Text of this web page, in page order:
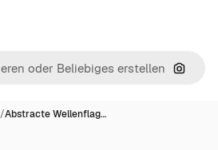
Nach
/Abstracte Wellenflag…